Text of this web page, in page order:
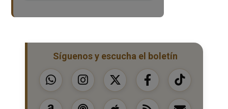
Síguenos y escucha el boletín